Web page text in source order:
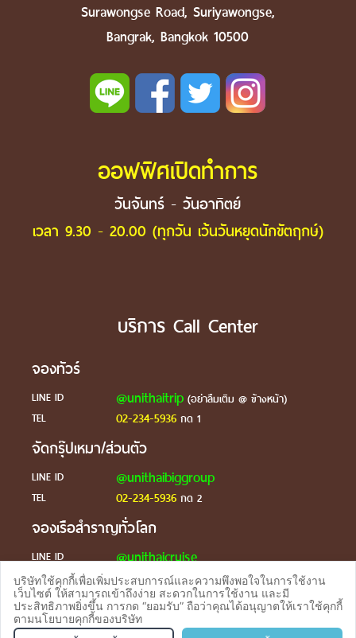
จองทัวร TEL
Surawongse Road, Suriyawongse,
Bangrak, Bangkok 10500
ออฟฟิศเปิดทำการ
วันจันทร์ - วันอาทิตย์
เวลา 9.30 - 20.00 (ทุกวัน เว้นวันหยุดนักขัตฤกษ์)
บริการ Call Center
จองทัวร์
LINE ID @unithaitrip(อย่าลืมเติม @ ข้างหน้า)
TEL
02-234-5936กด 1
จัดกรุ๊ปเหมา/ส่วนตัว
LINE ID @unithaibiggroup
TEL 02-234-5936กด 2
จองเรือสำราญทั่วโลก
LINE ID @unithaicruise
ร้องเรียน
LINE ID @unithaicare
บริษัทใช้คุกกี้เพื่อเพิ่มประสบการณ์และความพึงพอใจในการใช้งาน
เว็บไซต์ ให้สามารถเข้าถึงง่าย สะดวกในการใช้งาน และมี
ประสิทธิภาพยิ่งขึ้น การกด “ยอมรับ” ถือว่าคุณได้อนุญาตให้เราใช้คุกกี้
ตามนโยบายคุกกี้ของบริษัท